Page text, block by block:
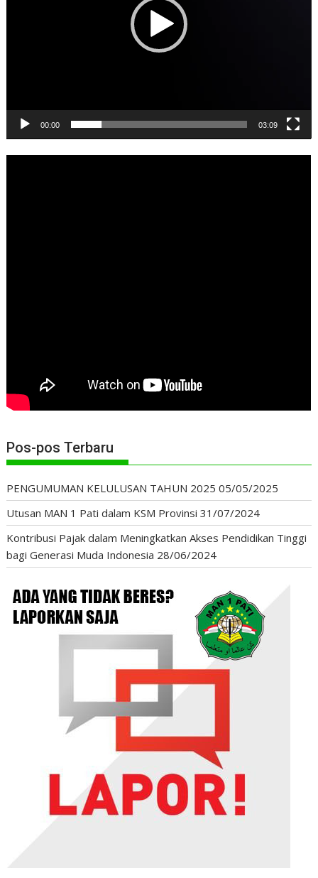
00:00 03:09
Pos-pos Terbaru
PENGUMUMAN KELULUSAN TAHUN 2025 05/05/2025
Utusan MAN 1 Pati dalam KSM Provinsi 31/07/2024
Kontribusi Pajak dalam Meningkatkan Akses Pendidikan Tinggi
bagi Generasi Muda Indonesia 28/06/2024